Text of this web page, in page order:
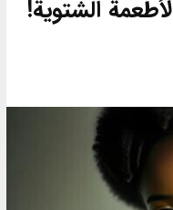
الشتوية!